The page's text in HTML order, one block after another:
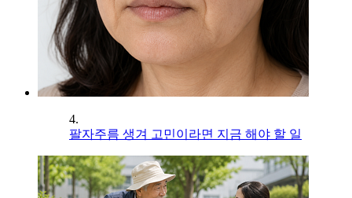
4.
팔자주름 생겨 고민이라면 지금 해야 할 일